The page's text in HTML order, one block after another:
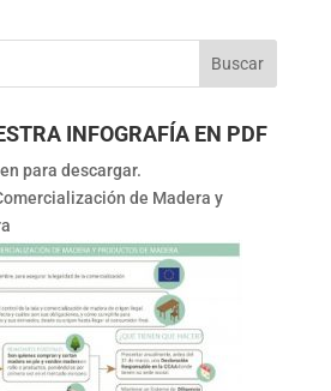
INFOGRAFÍA EN PDF
para descargar.
de Madera y